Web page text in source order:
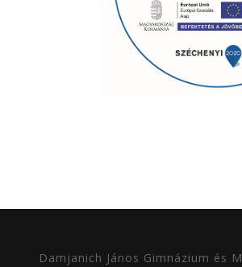
Damjanich János Gimnázium és